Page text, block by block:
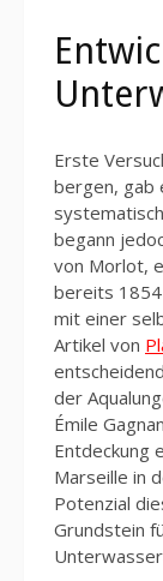
Erste
bergen, gab
begann
von Morlot,
bereits
mit einer
Artikel von
der
Émile
Entdeckung
Marseille in
Potenzial
Grundstein